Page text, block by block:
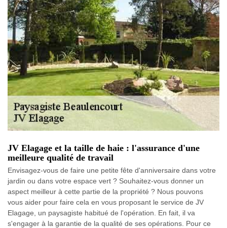
JV Elagage et la taille de haie : l'assurance d'une
meilleure qualité de travail
Envisagez-vous de faire une petite fête d'anniversaire dans votre
jardin ou dans votre espace vert ? Souhaitez-vous donner un
aspect meilleur à cette partie de la propriété ? Nous pouvons
vous aider pour faire cela en vous proposant le service de JV
Elagage, un paysagiste habitué de l'opération. En fait, il va
s'engager à la garantie de la qualité de ses opérations. Pour ce